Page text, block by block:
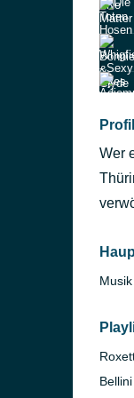
Profil
Wer
Musik